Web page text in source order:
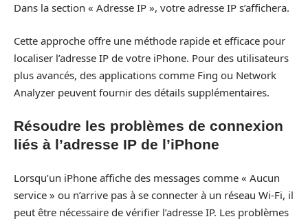
Dans la section « Adresse IP », votre adresse IP s’affichera.
Cette approche offre une méthode rapide et efficace pour
localiser l’adresse IP de votre iPhone. Pour des utilisateurs
plus avancés, des applications comme Fing ou Network
Analyzer peuvent fournir des détails supplémentaires.
Résoudre les problèmes de connexion
liés à l’adresse IP de l’iPhone
Lorsqu’un iPhone affiche des messages comme « Aucun
service » ou n’arrive pas à se connecter à un réseau Wi-Fi, il
peut être nécessaire de vérifier l’adresse IP. Les problèmes